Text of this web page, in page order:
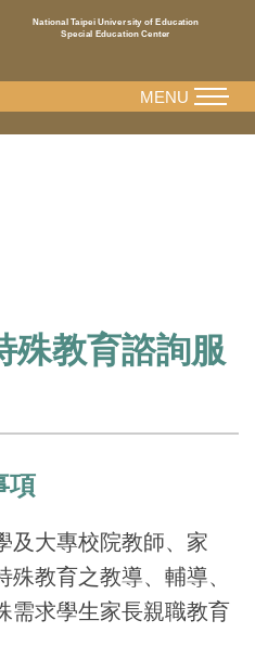
National Taipei University of Education
Special Education Center
MENU
殊教育諮詢服
項
及大專校院教師、家
教育之教導、輔導、
需求學生家長親職教育